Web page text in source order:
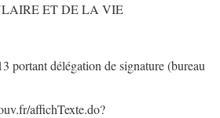
ET DE LA VIE
portant délégation de signature (bureau
affichTexte.do?